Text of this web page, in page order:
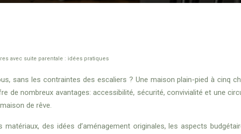
avec suite parentale : idées pratiques
sans les contraintes des escaliers ? Une maison plain-pied à cinq
nombreux avantages: accessibilité, sécurité, convivialité et une
de rêve.
des idées d’aménagement originales, les aspects